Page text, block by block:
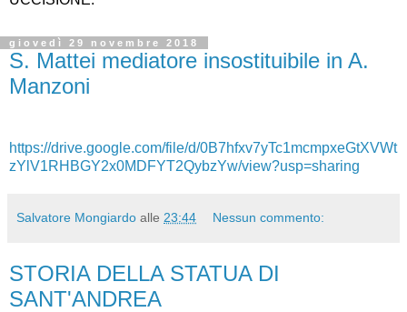
giovedì 29 novembre 2018
S. Mattei mediatore insostituibile in A.
Manzoni
https://drive.google.com/file/d/0B7hfxv7yTc1mcmpxeGtXVWt
zYlV1RHBGY2x0MDFYT2QybzYw/view?usp=sharing
Salvatore Mongiardo alle 23:44 Nessun commento:
STORIA DELLA STATUA DI
SANT'ANDREA